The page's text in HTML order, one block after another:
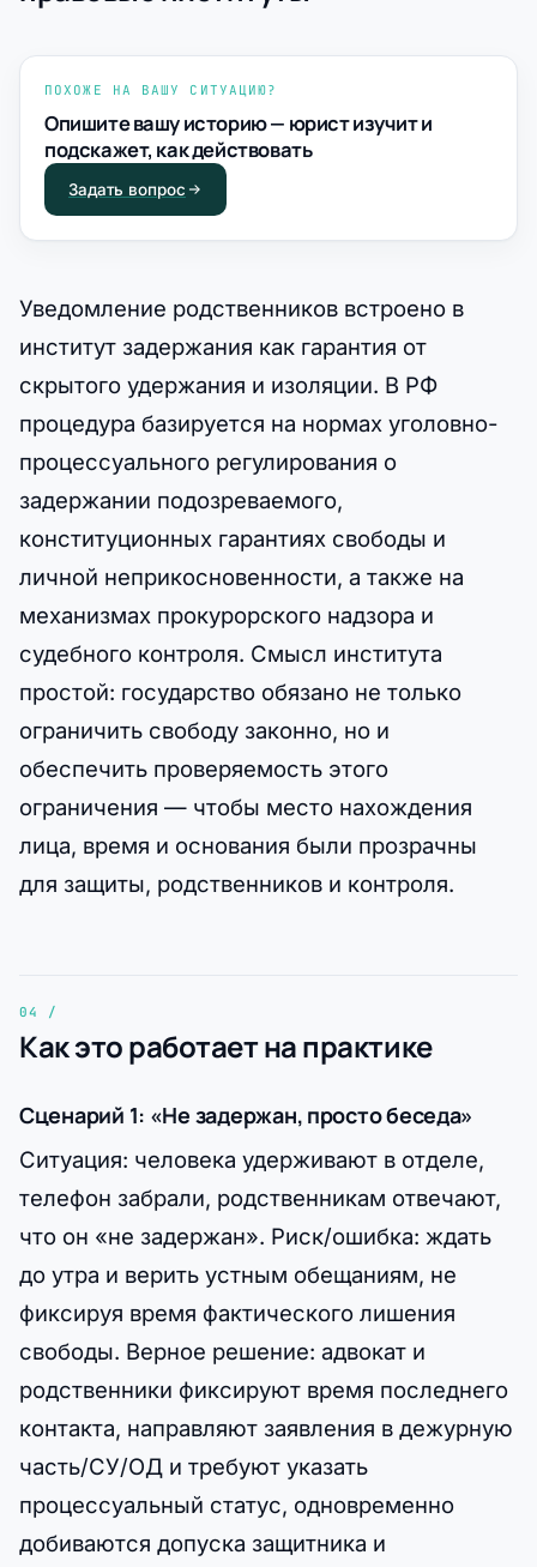
ПОХОЖЕ НА ВАШУ СИТУАЦИЮ?
Опишите вашу историю — юрист изучит и
подскажет, как действовать
Задать вопрос
Уведомление родственников встроено в
институт задержания как гарантия от
скрытого удержания и изоляции. В РФ
процедура базируется на нормах уголовно-
процессуального регулирования о
задержании подозреваемого,
конституционных гарантиях свободы и
личной неприкосновенности, а также на
механизмах прокурорского надзора и
судебного контроля. Смысл института
простой: государство обязано не только
ограничить свободу законно, но и
обеспечить проверяемость этого
ограничения — чтобы место нахождения
лица, время и основания были прозрачны
для защиты, родственников и контроля.
Как это работает на практике
Сценарий 1: «Не задержан, просто беседа»
Ситуация: человека удерживают в отделе,
телефон забрали, родственникам отвечают,
что он «не задержан». Риск/ошибка: ждать
до утра и верить устным обещаниям, не
фиксируя время фактического лишения
свободы. Верное решение: адвокат и
родственники фиксируют время последнего
контакта, направляют заявления в дежурную
часть/СУ/ОД и требуют указать
процессуальный статус, одновременно
добиваются допуска защитника и